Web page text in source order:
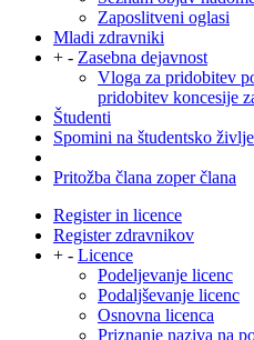
Zaposlitveni oglasi
Mladi zdravniki
+ - Zasebna dejavnost
Vloga za pridobitev
pridobitev koncesije
Študenti
Spomini na študentsko
Pritožba člana zoper člana
Register in licence
Register zdravnikov
+ - Licence
Podeljevanje licenc
Podaljševanje licenc
Osnovna licenca
Priznanje naziva na